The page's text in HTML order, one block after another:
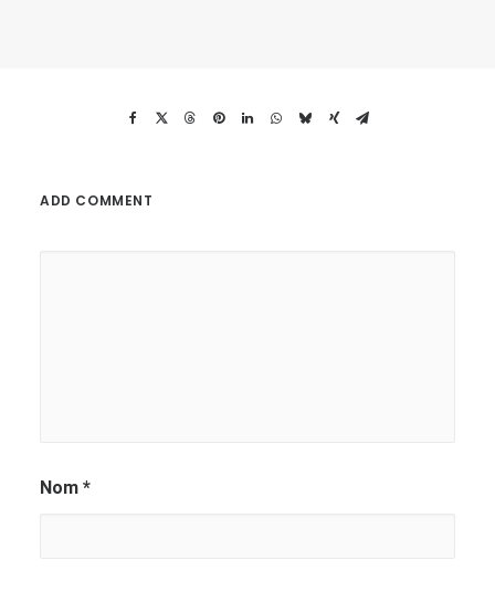
ADD COMMENT
Nom *